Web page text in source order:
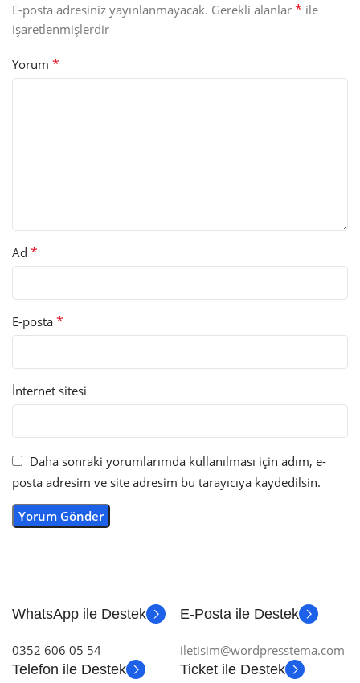
E-posta adresiniz yayınlanmayacak. Gerekli alanlar * ile
işaretlenmişlerdir
Yorum *
Ad *
E-posta *
İnternet sitesi
Daha sonraki yorumlarımda kullanılması için adım, e-
posta adresim ve site adresim bu tarayıcıya kaydedilsin.
WhatsApp ile Destek
0352 606 05 54
E-Posta ile Destek
iletisim@wordpresstema.com
Telefon ile Destek
Ticket ile Destek